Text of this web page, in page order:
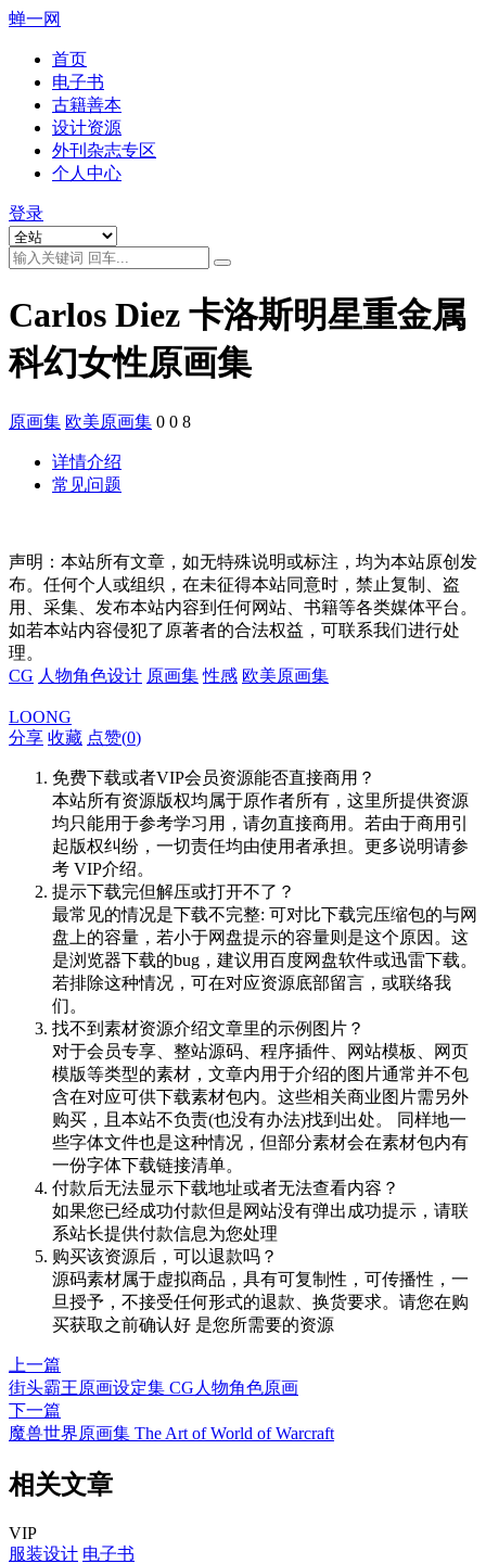
蝉一网
首页
电子书
古籍善本
设计资源
外刊杂志专区
个人中心
登录
Carlos Diez 卡洛斯明星重金属
科幻女性原画集
原画集 欧美原画集 0 0 8
详情介绍
常见问题
声明：本站所有文章，如无特殊说明或标注，均为本站原创发
布。任何个人或组织，在未征得本站同意时，禁止复制、盗
用、采集、发布本站内容到任何网站、书籍等各类媒体平台。
如若本站内容侵犯了原著者的合法权益，可联系我们进行处
理。
CG 人物角色设计 原画集 性感 欧美原画集
LOONG
分享 收藏 点赞(0)
免费下载或者VIP会员资源能否直接商用？
本站所有资源版权均属于原作者所有，这里所提供资源
均只能用于参考学习用，请勿直接商用。若由于商用引
起版权纠纷，一切责任均由使用者承担。更多说明请参
考 VIP介绍。
提示下载完但解压或打开不了？
最常见的情况是下载不完整: 可对比下载完压缩包的与网
盘上的容量，若小于网盘提示的容量则是这个原因。这
是浏览器下载的bug，建议用百度网盘软件或迅雷下载。
若排除这种情况，可在对应资源底部留言，或联络我
们。
找不到素材资源介绍文章里的示例图片？
对于会员专享、整站源码、程序插件、网站模板、网页
模版等类型的素材，文章内用于介绍的图片通常并不包
含在对应可供下载素材包内。这些相关商业图片需另外
购买，且本站不负责(也没有办法)找到出处。 同样地一
些字体文件也是这种情况，但部分素材会在素材包内有
一份字体下载链接清单。
付款后无法显示下载地址或者无法查看内容？
如果您已经成功付款但是网站没有弹出成功提示，请联
系站长提供付款信息为您处理
购买该资源后，可以退款吗？
源码素材属于虚拟商品，具有可复制性，可传播性，一
旦授予，不接受任何形式的退款、换货要求。请您在购
买获取之前确认好 是您所需要的资源
上一篇
街头霸王原画设定集 CG人物角色原画
下一篇
魔兽世界原画集 The Art of World of Warcraft
相关文章
VIP
服装设计 电子书